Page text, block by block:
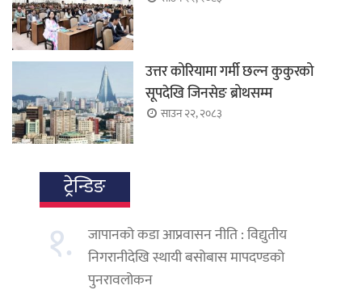
उत्तर कोरियामा गर्मी छल्न कुकुरको
सूपदेखि जिनसेङ ब्रोथसम्म
साउन २२, २०८३
ट्रेन्डिङ
१.
जापानको कडा आप्रवासन नीति : विद्युतीय
निगरानीदेखि स्थायी बसोबास मापदण्डको
पुनरावलोकन